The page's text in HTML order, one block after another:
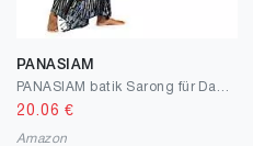
PANASIAM
20.06 €
Amazon